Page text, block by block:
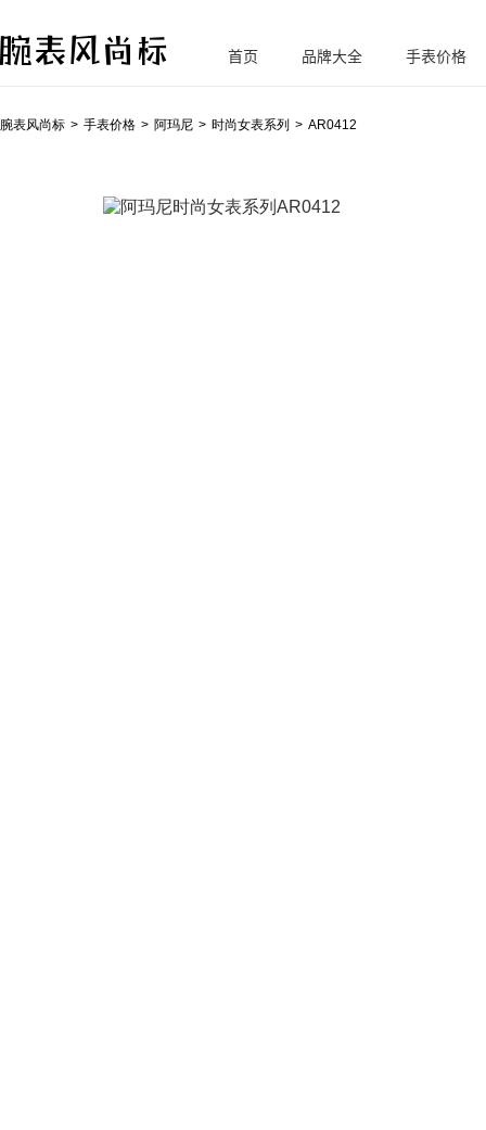
腕
首页 品牌大全 手表价格
腕表风尚标 手表价格 阿玛尼 时尚女表系列 AR0412